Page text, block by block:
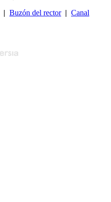
| Buzón del rector| Canal